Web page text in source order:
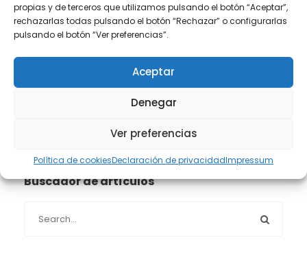
propias y de terceros que utilizamos pulsando el botón “Aceptar”,
rechazarlas todas pulsando el botón “Rechazar” o configurarlas
pulsando el botón “Ver preferencias”.
Aceptar
Denegar
Ver preferencias
Política de cookiesDeclaración de privacidadImpressum
Propiedad intelectual e industrial(13)
Sin categoría(1)
Buscador de artículos